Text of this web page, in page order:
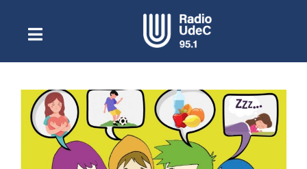
contenidoToggle
NavigationEscuchar Radio UdeC en vivo
Quiénes Somos
Programación
Podcast